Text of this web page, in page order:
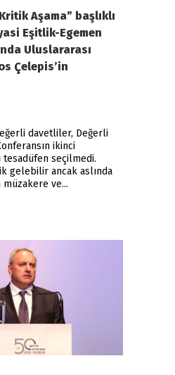
Aşama” başlıklı
Eşitlik-Egemen
Uluslararası
Çelepis’in
davetliler, Değerli
ikinci
tesadüfen seçilmedi.
gelebilir ancak aslında
müzakere ve